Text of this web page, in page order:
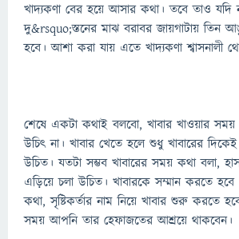
খাদ্যকণা বের হয়ে আসার কথা। তবে তাও
দু&rsquo;স্তনের মাঝ বরাবর জায়গাটায় তিন
হবে। আশা করা যায় এতে খাদ্যকণা শ্বাসনালী
শেষে একটা কথাই বলবো, খাবার খাওয়ার সময়
উচিৎ না। খাবার খেতে হলে শুধু খাবারের
উচিত। যতটা সম্ভব খাবারের সময় কথা বলা,
এড়িয়ে চলা উচিত। খাবারকে সম্মান করতে
কথা, সৃষ্টিকর্তার নাম নিয়ে খাবার শুরু করতে
সময় আপনি তার হেফাজতের আশ্রয়ে থাকবেন।